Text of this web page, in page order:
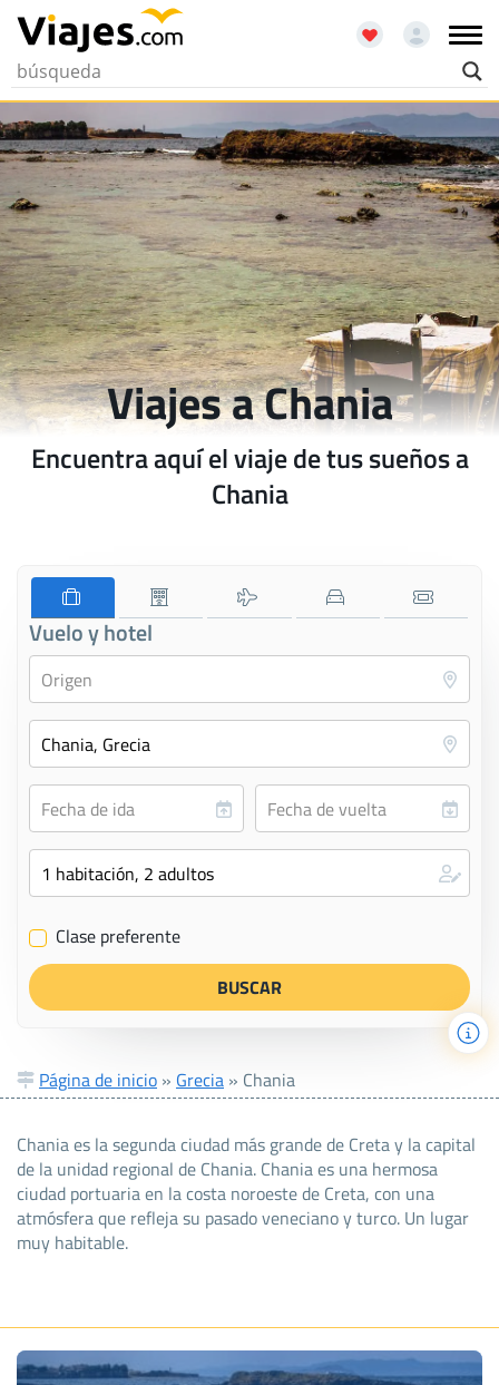
Viajes a Chania
Encuentra aquí el viaje de tus sueños a
Chania
Vuelo y hotel
✔ Clase preferente
Página de inicio » Grecia » Chania
Chania es la segunda ciudad más grande de Creta y la capital
de la unidad regional de Chania. Chania es una hermosa
ciudad portuaria en la costa noroeste de Creta, con una
atmósfera que refleja su pasado veneciano y turco. Un lugar
muy habitable.